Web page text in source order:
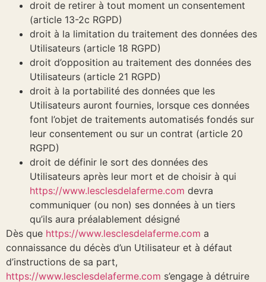
droit de retirer à tout moment un consentement
(article 13-2c RGPD)
droit à la limitation du traitement des données des
Utilisateurs (article 18 RGPD)
droit d’opposition au traitement des données des
Utilisateurs (article 21 RGPD)
droit à la portabilité des données que les
Utilisateurs auront fournies, lorsque ces données
font l’objet de traitements automatisés fondés sur
leur consentement ou sur un contrat (article 20
RGPD)
droit de définir le sort des données des
Utilisateurs après leur mort et de choisir à qui
https://www.lesclesdelaferme.com devra
communiquer (ou non) ses données à un tiers
qu’ils aura préalablement désigné
Dès que https://www.lesclesdelaferme.com a
connaissance du décès d’un Utilisateur et à défaut
d’instructions de sa part,
https://www.lesclesdelaferme.com s’engage à détruire